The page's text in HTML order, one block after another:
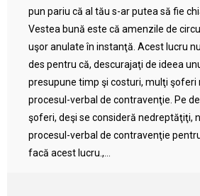
pun pariu că al tău s-ar putea să fie
Vestea bună este că amenzile de
uşor anulate în instanţă. Acest lucru
des pentru că, descurajaţi de ideea
presupune timp şi costuri, mulţi şoferi
procesul-verbal de contravenţie. Pe
şoferi, deşi se consideră nedreptăţiţi,
procesul-verbal de contravenţie
facă acest lucru.,...